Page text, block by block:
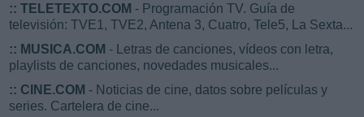
:: TELETEXTO.COM - Programación TV. Guía de
televisión: TVE1, TVE2, Antena 3, Cuatro, Tele5, La Sexta...
:: MUSICA.COM - Letras de canciones, vídeos con letra,
playlists de canciones, novedades musicales...
:: CINE.COM - Noticias de cine, datos sobre películas y
series. Cartelera de cine...